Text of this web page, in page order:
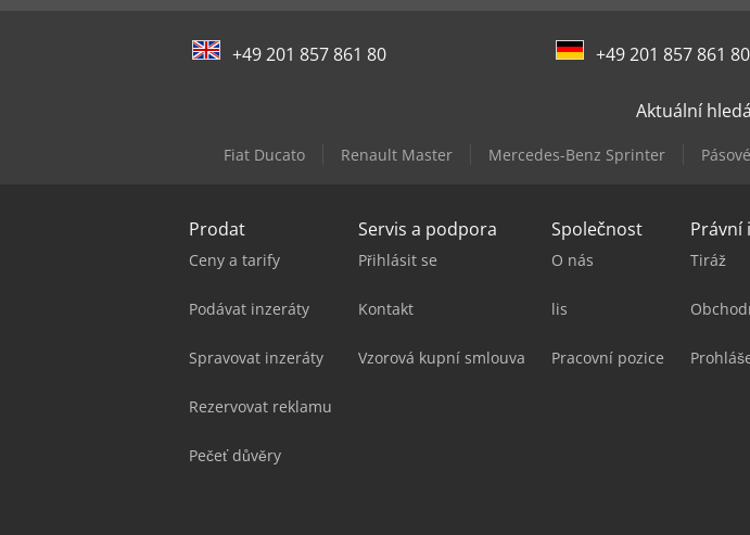
+49 201 857 861 80 +49 201 857 861 80
Aktuální
Fiat Ducato Renault Master Mercedes-Benz Sprinter
Prodat
Ceny a tarify
Podávat inzeráty
Spravovat inzeráty
Rezervovat reklamu
Pečeť důvěry
Servis a podpora
Přihlásit se
Kontakt
Vzorová kupní smlouva
Společnost
O nás
lis
Pracovní pozice
Právní
Tiráž